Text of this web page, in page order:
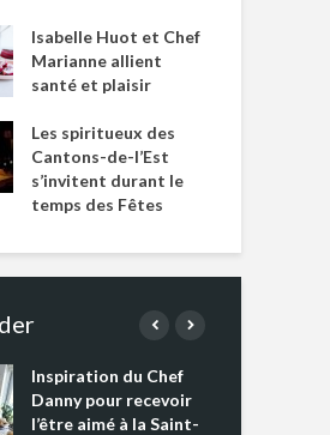
Isabelle Huot et Chef
Marianne allient
santé et plaisir
Les spiritueux des
Cantons-de-l’Est
s’invitent durant le
temps des Fêtes
Inspiration du Chef
Danny pour recevoir
l’être aimé à la Saint-